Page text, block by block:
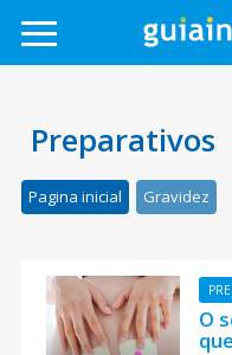
Preparativos
Pagina inicial Gravidez
O